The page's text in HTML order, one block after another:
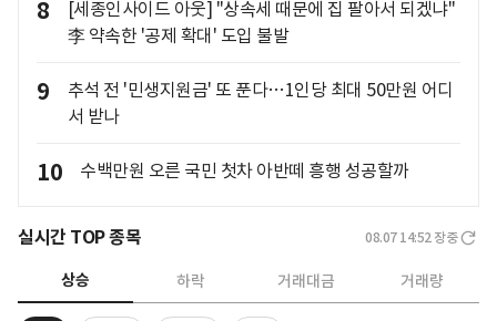
8
[세종인사이드 아웃] "상속세 때문에 집 팔아서 되겠냐"
李 약속한 '공제 확대' 도입 불발
9
추석 전 '민생지원금' 또 푼다…1인당 최대 50만원 어디
서 받나
10 수백만원 오른 국민 첫차 아반떼 흥행 성공할까
실시간 TOP 종목 08.07 14:52 장중
상승 하락 거래대금 거래량